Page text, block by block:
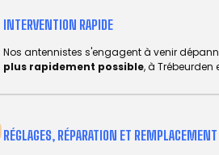
INTERVENTION RAPIDE
Nos antennistes s'engagent à venir
plus rapidement possible, à Trébeurden
RÉGLAGES, RÉPARATION ET REMPLACEMENT​